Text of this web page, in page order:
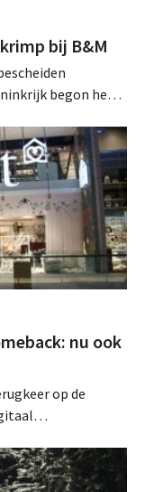
bij B&M
begon het
vingen de daling
nu ook
op de
het op